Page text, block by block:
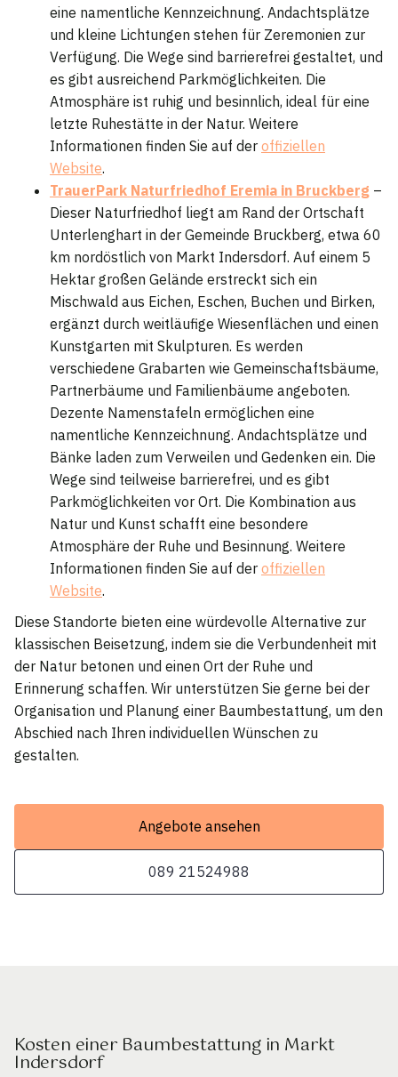
eine namentliche Kennzeichnung. Andachtsplätze
und kleine Lichtungen stehen für Zeremonien zur
Verfügung. Die Wege sind barrierefrei gestaltet, und
es gibt ausreichend Parkmöglichkeiten. Die
Atmosphäre ist ruhig und besinnlich, ideal für eine
letzte Ruhestätte in der Natur. Weitere
Informationen finden Sie auf der offiziellen
Website.
TrauerPark Naturfriedhof Eremia in Bruckberg –
Dieser Naturfriedhof liegt am Rand der Ortschaft
Unterlenghart in der Gemeinde Bruckberg, etwa 60
km nordöstlich von Markt Indersdorf. Auf einem 5
Hektar großen Gelände erstreckt sich ein
Mischwald aus Eichen, Eschen, Buchen und Birken,
ergänzt durch weitläufige Wiesenflächen und einen
Kunstgarten mit Skulpturen. Es werden
verschiedene Grabarten wie Gemeinschaftsbäume,
Partnerbäume und Familienbäume angeboten.
Dezente Namenstafeln ermöglichen eine
namentliche Kennzeichnung. Andachtsplätze und
Bänke laden zum Verweilen und Gedenken ein. Die
Wege sind teilweise barrierefrei, und es gibt
Parkmöglichkeiten vor Ort. Die Kombination aus
Natur und Kunst schafft eine besondere
Atmosphäre der Ruhe und Besinnung. Weitere
Informationen finden Sie auf der offiziellen
Website.
Diese Standorte bieten eine würdevolle Alternative zur
klassischen Beisetzung, indem sie die Verbundenheit mit
der Natur betonen und einen Ort der Ruhe und
Erinnerung schaffen. Wir unterstützen Sie gerne bei der
Organisation und Planung einer Baumbestattung, um den
Abschied nach Ihren individuellen Wünschen zu
gestalten.
Angebote ansehen
089 21524988
Kosten einer Baumbestattung in Markt
Indersdorf